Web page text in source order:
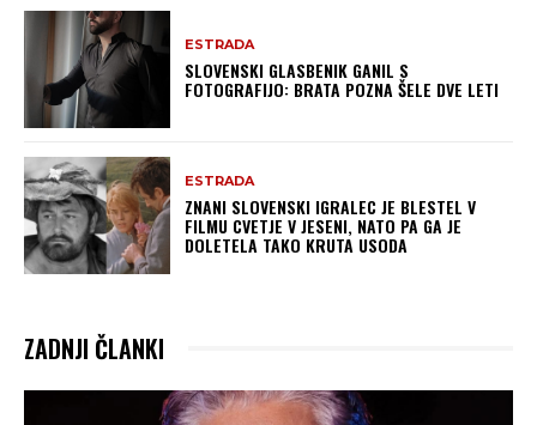
ESTRADA
SLOVENSKI GLASBENIK GANIL S
FOTOGRAFIJO: BRATA POZNA ŠELE DVE LETI
ESTRADA
ZNANI SLOVENSKI IGRALEC JE BLESTEL V
FILMU CVETJE V JESENI, NATO PA GA JE
DOLETELA TAKO KRUTA USODA
ZADNJI ČLANKI